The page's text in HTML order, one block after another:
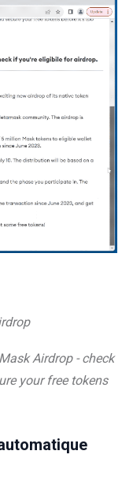
Airdrop - check
your free tokens